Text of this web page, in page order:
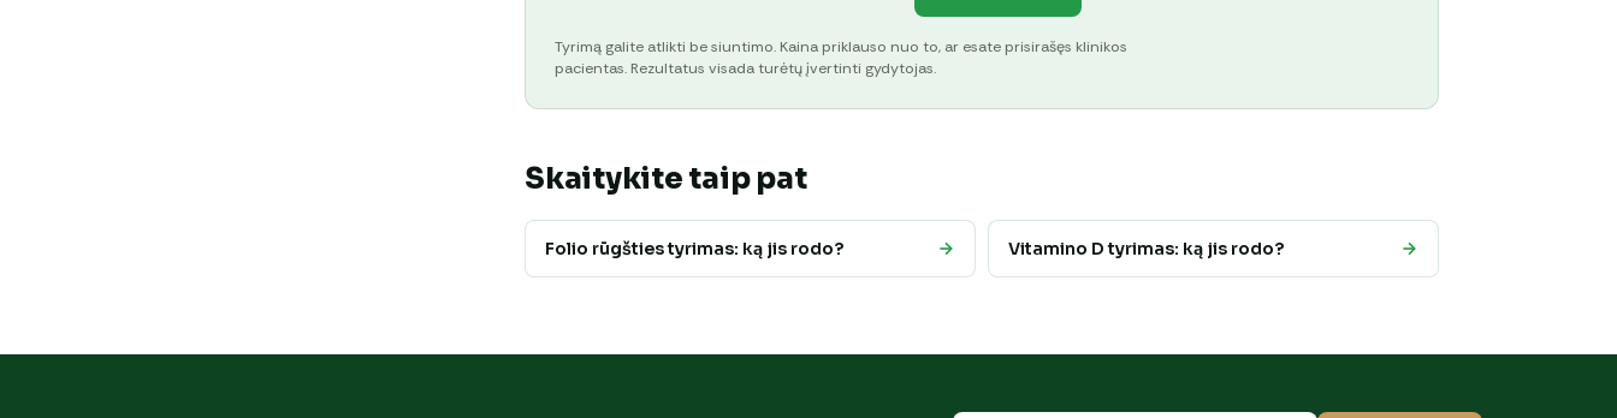
Tyrimą galite atlikti be siuntimo. Kaina priklauso nuo to, ar esate prisirašęs klinikos
pacientas. Rezultatus visada turėtų įvertinti gydytojas.
Skaitykite taip pat
Folio rūgšties tyrimas: ką jis rodo? Vitamino D tyrimas: ką jis rodo?